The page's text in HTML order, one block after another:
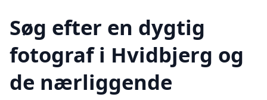
Søg efter en dygtig
fotograf i Hvidbjerg og
de nærliggende